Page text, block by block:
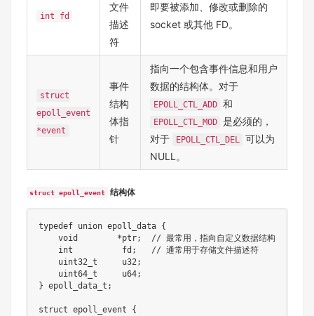
int fd
文件
描述
符
即要被添加、修改或删除的
socket 或其他 FD。
struct
epoll_event
*event
事件
结构
体指
针
指向一个包含事件信息和用户
数据的结构体。对于
EPOLL_CTL_ADD 和
EPOLL_CTL_MOD 是必须的，
对于
EPOLL_CTL_DEL 可以为
NULL。
struct epoll_event 结构体
typedef union epoll_data {
void
*ptr;
// 最常用，指向自定义数据结构
int
          fd
;
// 通常用于存储文件描述符
uint32_t
     u32
;
uint64_t
     u64
;
} epoll_data_t ;
struct epoll_event
{